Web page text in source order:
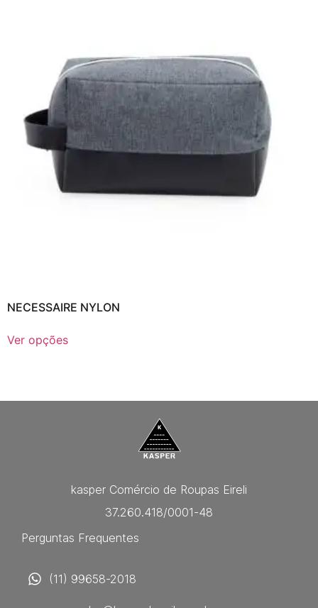
NECESSAIRE NYLON
Ver opções
kasper Comércio de Roupas Eireli
37.260.418/0001-48
Perguntas Frequentes
(11) 99658-2018